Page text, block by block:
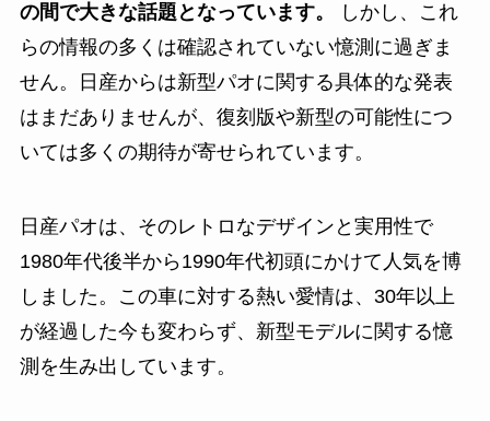
の間で大きな話題となっています。
しかし、これ
らの情報の多くは確認されていない憶測に過ぎま
せん。日産からは新型パオに関する具体的な発表
はまだありませんが、復刻版や新型の可能性につ
いては多くの期待が寄せられています。
日産パオは、そのレトロなデザインと実用性で
1980年代後半から1990年代初頭にかけて人気を博
しました。この車に対する熱い愛情は、30年以上
が経過した今も変わらず、新型モデルに関する憶
測を生み出しています。